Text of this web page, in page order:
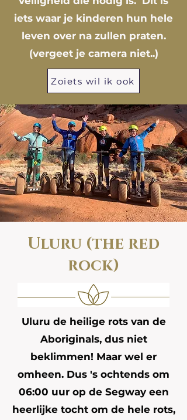
iets waar je kinderen hun hele
leven over na zullen praten.
(vergeet je camera niet..)
Zoiets wil ik ook
Uluru (the red
rock)
Uluru de heilige rots van de
Aboriginals, dus niet
beklimmen! Maar wel er
omheen. Dus 's ochtends om
06:00 uur op de Segway een
heerlijke tocht om de hele rots,